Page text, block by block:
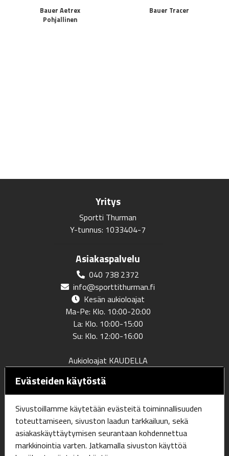
Bauer Aetrex
Pohjallinen
Bauer Tracer
Yritys
Sportti Thurman
Y-tunnus: 1033404-7
Asiakaspalvelu
040 738 2372
info@sporttithurman.fi
Kesän aukioloajat
Ma-Pe: Klo. 10:00-20:00
La: Klo. 10:00-15:00
Su: Klo. 12:00-16:00
Aukioloajat KAUDELLA
La: Klo. 10:00-18:00
Su: Klo. 10:00-17:00
Verkkokauppa
Evästeiden käytöstä
Sivustoillamme käytetään evästeitä toiminnallisuuden
toteuttamiseen, sivuston laadun tarkkailuun, sekä
asiakaskäyttäytymisen seurantaan kohdennettua
markkinointia varten. Jatkamalla sivuston käyttöä